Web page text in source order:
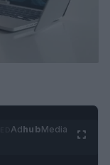
AdhubMedia